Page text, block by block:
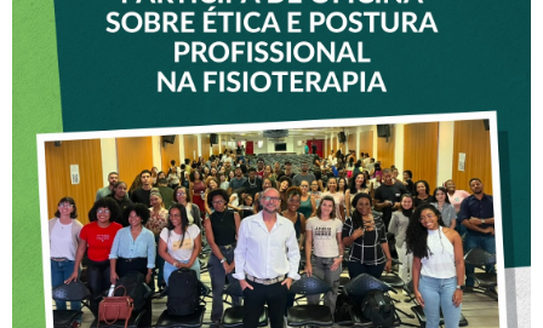
VICE-PRESIDENTE DO
CREFITO-7 PARTICIPA DE
OFICINA SOBRE ÉTICA E
POSTURA PROFISSIONAL
NA FISIOTERAPIA